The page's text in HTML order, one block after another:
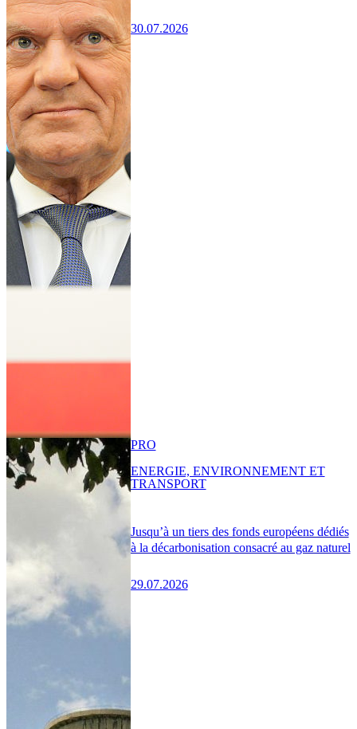
30.07.2026
Jusqu’à un tiers des fonds européens dédiés
à la décarbonisation consacré au gaz naturel
29.07.2026
PRO
ENERGIE, ENVIRONNEMENT ET
TRANSPORT